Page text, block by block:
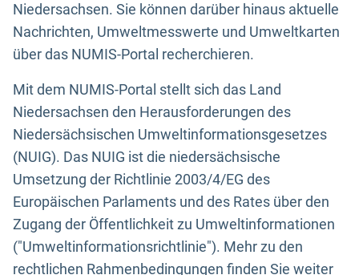
Niedersachsen. Sie können darüber hinaus aktuelle
Nachrichten, Umweltmesswerte und Umweltkarten
über das NUMIS-Portal recherchieren.
Mit dem NUMIS-Portal stellt sich das Land
Niedersachsen den Herausforderungen des
Niedersächsischen Umweltinformationsgesetzes
(NUIG). Das NUIG ist die niedersächsische
Umsetzung der Richtlinie 2003/4/EG des
Europäischen Parlaments und des Rates über den
Zugang der Öffentlichkeit zu Umweltinformationen
("Umweltinformationsrichtlinie"). Mehr zu den
rechtlichen Rahmenbedingungen finden Sie weiter